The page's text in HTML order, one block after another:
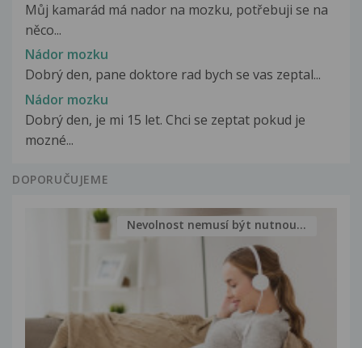
Můj kamarád má nador na mozku, potřebuji se na
něco...
Nádor mozku
Dobrý den, pane doktore rad bych se vas zeptal...
Nádor mozku
Dobrý den, je mi 15 let. Chci se zeptat pokud je
mozné...
DOPORUČUJEME
Nevolnost nemusí být nutnou...